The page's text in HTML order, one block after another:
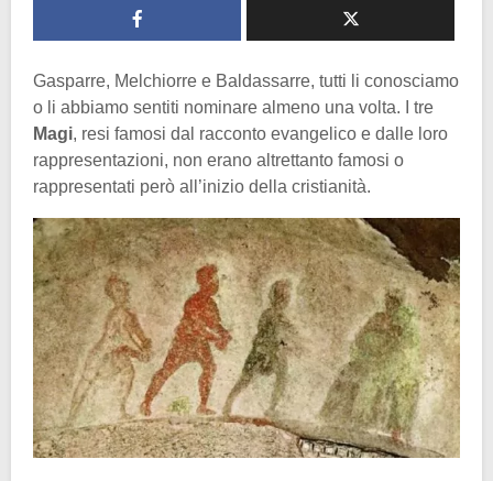
Gasparre, Melchiorre e Baldassarre, tutti li conosciamo
o li abbiamo sentiti nominare almeno una volta. I tre
Magi, resi famosi dal racconto evangelico e dalle loro
rappresentazioni, non erano altrettanto famosi o
rappresentati però all’inizio della cristianità.